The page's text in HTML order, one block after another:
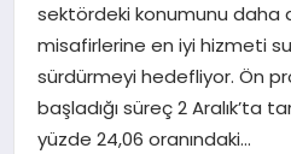
sektördeki konumunu daha
misafirlerine en iyi hizmeti
sürdürmeyi hedefliyor. Ön
başladığı süreç 2 Aralık’ta
yüzde 24,06 oranındaki…